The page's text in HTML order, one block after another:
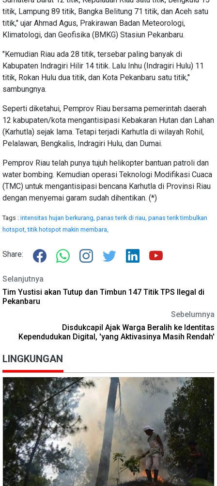
titik, Lampung 89 titik, Bangka Belitung 71 titik, dan Aceh satu
titik," ujar Ahmad Agus, Prakirawan Badan Meteorologi,
Klimatologi, dan Geofisika (BMKG) Stasiun Pekanbaru.
"Kemudian Riau ada 28 titik, tersebar paling banyak di
Kabupaten Indragiri Hilir 14 titik. Lalu Inhu (Indragiri Hulu) 11
titik, Rokan Hulu dua titik, dan Kota Pekanbaru satu titik,"
sambungnya.
Seperti diketahui, Pemprov Riau bersama pemerintah daerah
12 kabupaten/kota mengantisipasi Kebakaran Hutan dan Lahan
(Karhutla) sejak lama. Tetapi terjadi Karhutla di wilayah Rohil,
Pelalawan, Bengkalis, Indragiri Hulu, dan Dumai.
Pemprov Riau telah punya tujuh helikopter bantuan patroli dan
water bombing. Kemudian operasi Teknologi Modifikasi Cuaca
(TMC) untuk mengantisipasi bencana Karhutla di Provinsi Riau
dengan menyemai garam sudah dihentikan. (*)
Tags : intensitas hujan berkurang, panas terik di riau, panas terik timbulkan
hotspot,titik hotspot makin membara,
Share:
Selanjutnya
Tim Yustisi akan Tutup dan Timbun 147 Titik TPS Ilegal di
Pekanbaru
Sebelumnya
Disdukcapil Ajak Warga Beralih ke Identitas
Kependudukan Digital, 'yang Aktivasinya Masih Rendah'
LINGKUNGAN